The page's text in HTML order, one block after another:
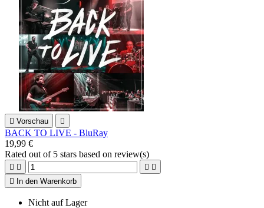
 Vorschau 
BACK TO LIVE - BluRay
19,99 €
Rated out of 5 stars based on review(s)
   

In den Warenkorb
Nicht auf Lager